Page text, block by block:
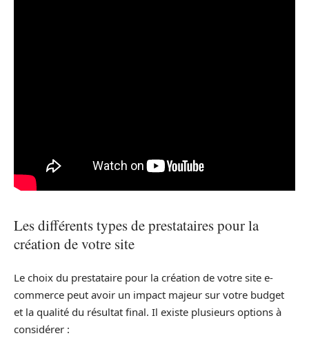
Les différents types de prestataires pour la
création de votre site
Le choix du prestataire pour la création de votre site e-
commerce peut avoir un impact majeur sur votre budget
et la qualité du résultat final. Il existe plusieurs options à
considérer :